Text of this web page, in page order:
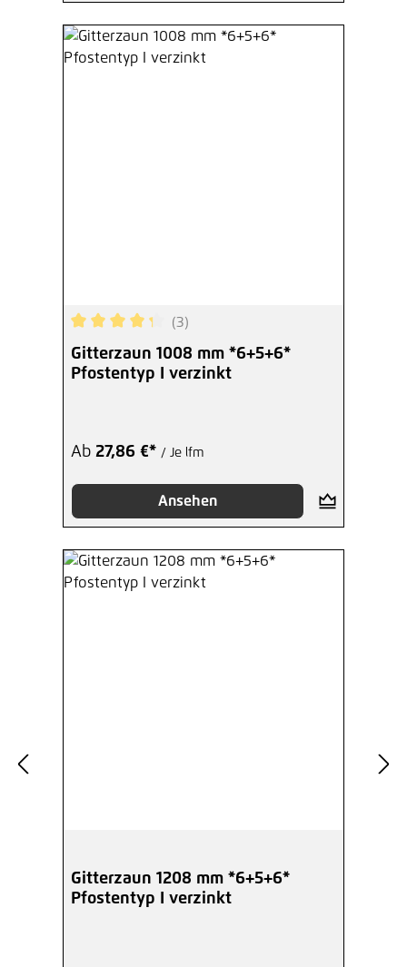
Durchschnittliche Bewertung von 4.33 von 5
(3)
Gitterzaun 1008 mm *6+5+6*
Pfostentyp I verzinkt
Ab 27,86 €* / Je lfm
Ansehen
Gitterzaun 1208 mm *6+5+6*
Pfostentyp I verzinkt